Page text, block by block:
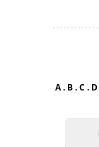
A. B.C . D